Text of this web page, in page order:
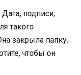
подписи,
такого
закрыла папку.
чтобы он